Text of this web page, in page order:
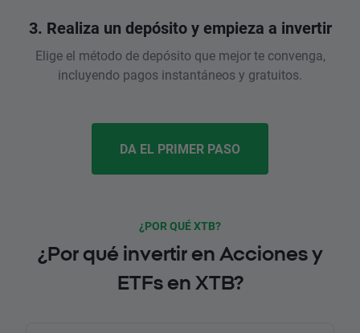
3. Realiza un depósito y empieza a invertir
Elige el método de depósito que mejor te convenga,
incluyendo pagos instantáneos y gratuitos.
DA EL PRIMER PASO
¿POR QUÉ XTB?
¿Por qué invertir en Acciones y
ETFs en XTB?